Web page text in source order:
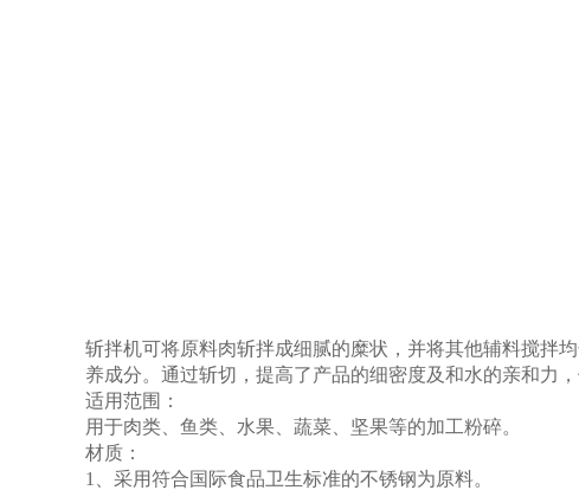
斩拌机可将原料肉斩拌成细腻的糜状，并将其他辅料搅拌
养成分。通过斩切，提高了产品的细密度及和水的亲和力
适用范围：
用于肉类、鱼类、水果、蔬菜、坚果等的加工粉碎。
材质：
1
、采用符合国际食品卫生标准的不锈钢为原料。